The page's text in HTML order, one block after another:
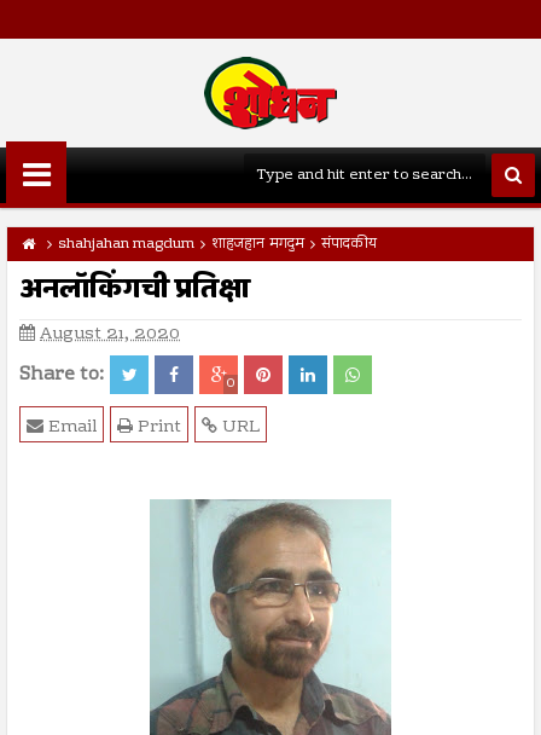
shahjahan magdum शाहजहान मगदुम संपादकीय
अनलॉकिंगची प्रतिक्षा
August 21, 2020
Share to: 0
URL
Print
Email